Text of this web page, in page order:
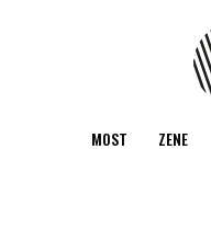
MOST ZENE